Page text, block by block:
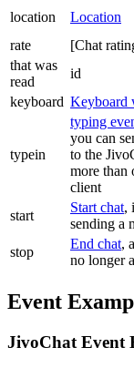
location Location
rate
[Chat
that was
read
id
keyboard Keyboard
typein
typing
you can
to the
more than
client
start
Start chat,
sending a
stop
End chat,
no longer
Event
JivoChat Event